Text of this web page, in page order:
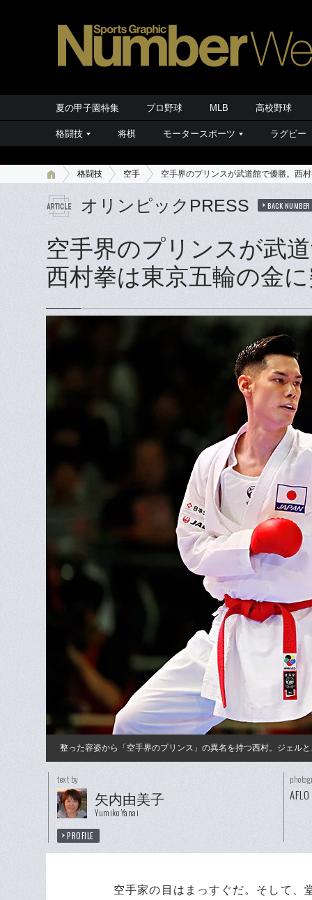
夏の甲子園特集 プロ野球 MLB 高校野球
格闘技 将棋 モータースポーツ ラグビー
格闘技 空手 空手界のプリンスが武道館で優勝。西
オリンピックPRESS BACK NUMBER
空手界のプリンスが武
西村拳は東京五輪の金
整った容姿から「空手界のプリンス」の異名を持つ西村。ジェル
text by
矢内由美子
Yumiko Yanai
PROFILE
AFLO
空手家の目はまっすぐだ。そして、